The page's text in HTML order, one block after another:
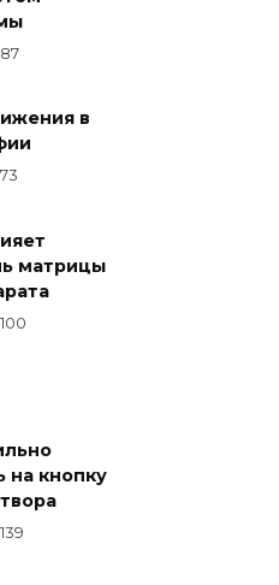
87
в
73
матрицы
100
на кнопку
139